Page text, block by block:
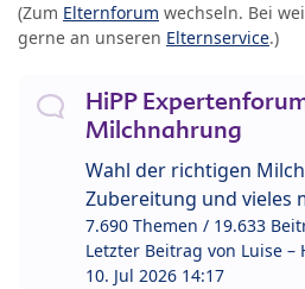
(Zum Elternforum wechseln. Bei
gerne an unseren Elternservice.)
HiPP
Milchnahrung
Wahl der richtigen
Zubereitung und vieles
7.690 Themen / 19.633
Letzter Beitrag von Luise –
10. Jul 2026 14:17